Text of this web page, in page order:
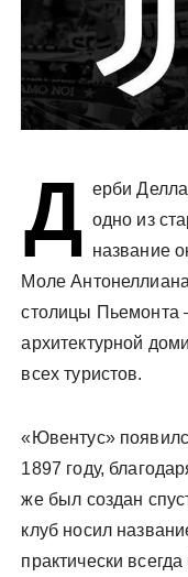
Д ерби
одно из
название
Моле
столицы Пьемонта
архитектурной
всех туристов.
«Ювентус»
1897 году,
же был создан
клуб носил
практически